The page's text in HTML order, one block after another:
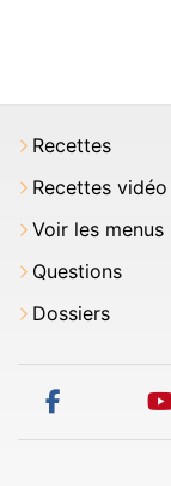
Recettes
Recettes vidéo
Voir les menus
Questions
Dossiers
facebook